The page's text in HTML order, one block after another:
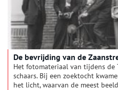
De bevrijding van de
Het fotomateriaal van tijdens de
schaars. Bij een zoektocht
het licht, waarvan de meest